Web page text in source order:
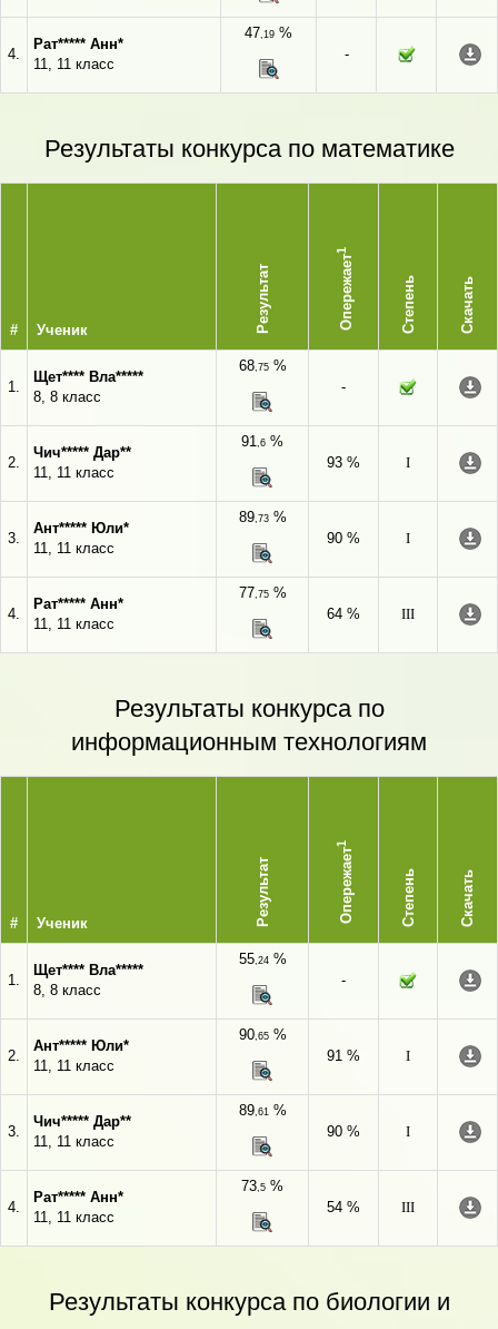
4.
Рат***** Анн*
11, 11 класс
47,19 %
-
Результаты конкурса по математике
# Ученик Результат Опережает
1
Степень Скачать
1.
Щет**** Вла*****
8, 8 класс
68,75%
-
2.
Чич***** Дар**
11, 11 класс
91,6 %
93 %
I
3.
Ант***** Юли*
11, 11 класс
89,73%
90 %
I
4.
Рат***** Анн*
11, 11 класс
77,75%
64 %
III
Результаты конкурса по
информационным технологиям
# Ученик Результат Опережает
1
Степень Скачать
1.
Щет**** Вла*****
8, 8 класс
55,24%
-
2.
Ант***** Юли*
11, 11 класс
90,65%
91 %
I
3.
Чич***** Дар**
11, 11 класс
89,61%
90 %
I
4.
Рат***** Анн*
11, 11 класс
73,5 %
54 %
III
Результаты конкурса по биологии и